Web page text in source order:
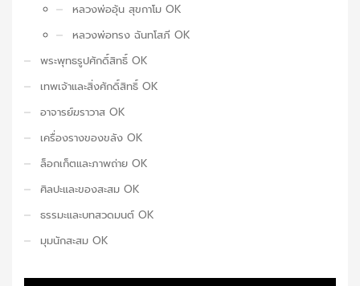
หลวงพ่ออุ้น สุขกาโม OK
หลวงพ่อทรง ฉันทโสภี OK
พระพุทธรูปศักดิ์สิทธิ์ OK
เทพเจ้าและสิ่งศักดิ์สิทธิ์ OK
อาจารย์ฆราวาส OK
เครื่องรางของขลัง OK
ล็อกเก็ตและภาพถ่าย OK
ศิลปะและของสะสม OK
ธรรมะและบทสวดมนต์ OK
มุมนักสะสม OK